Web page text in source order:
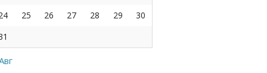
25 26 27 28 29
30